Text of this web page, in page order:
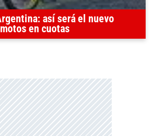
así será el nuevo
en cuotas